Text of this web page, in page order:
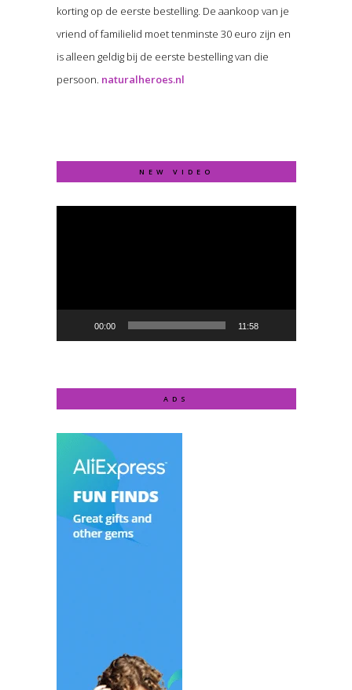
korting op de eerste bestelling. De aankoop van je
vriend of familielid moet tenminste 30 euro zijn en
is alleen geldig bij de eerste bestelling van die
persoon. naturalheroes.nl
NEW VIDEO
Video
00:00 11:58
ADS